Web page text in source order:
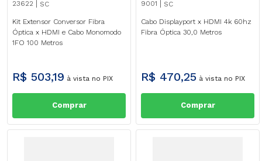
23622 SC
Kit Extensor Conversor Fibra
Óptica x HDMI e Cabo Monomodo
1FO 100 Metros
R$ 503,19 à vista no PIX
Comprar
9001 SC
Cabo Displayport x HDMI 4k 60hz
Fibra Óptica 30,0 Metros
R$ 470,25 à vista no PIX
Comprar